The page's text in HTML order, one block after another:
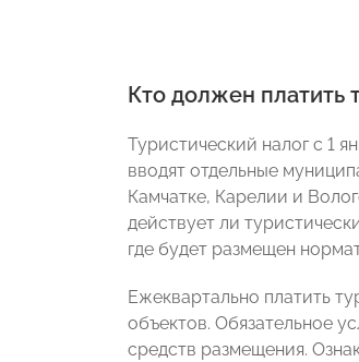
Кто должен платить
Туристический налог с 1
вводят отдельные
Камчатке, Карелии и
действует ли
где будет размещен
Ежеквартально платить
объектов. Обязательное
средств размещения.